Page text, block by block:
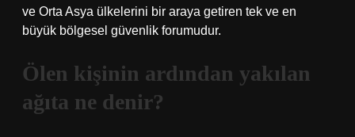
ve Orta Asya ülkelerini bir araya getiren tek ve en
büyük bölgesel güvenlik forumudur.
Ölen kişinin ardından yakılan
ağıta ne denir?